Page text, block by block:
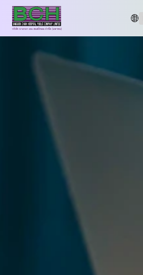
ภาพรวมด้านความยั่งยืน
รายงานและการเปิดเผยข้อมูล